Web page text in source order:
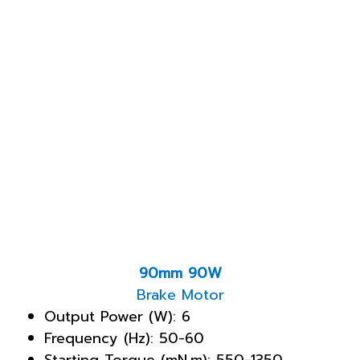
90mm 90W
Brake Motor
Output Power (W): 6
Frequency (Hz): 50-60